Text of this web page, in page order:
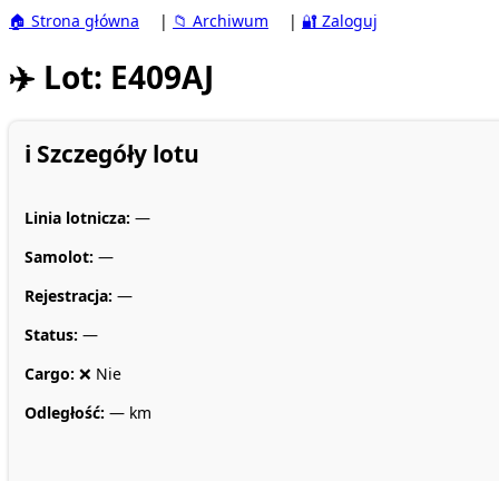
🏠 Strona główna | 📁 Archiwum | 🔐 Zaloguj
✈️ Lot: E409AJ
ℹ️ Szczegóły lotu
Linia lotnicza: —
Samolot: —
Rejestracja: —
Status: —
Cargo: ❌ Nie
Odległość: — km